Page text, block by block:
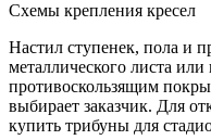
Схемы крепления кресел
Настил ступенек, пола и
металлического листа
противоскользящим
выбирает заказчик. Для
купить трибуны для